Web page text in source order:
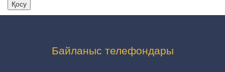
Байланыс телефондары